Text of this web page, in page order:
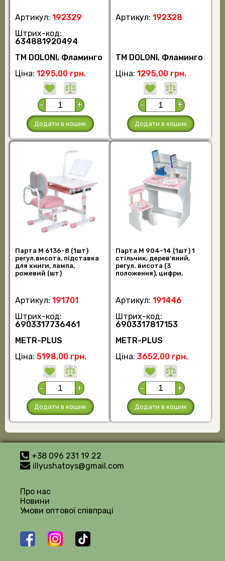
Артикул: 192329
Штрих-код:
634881920494
TM DOLONI, Фламинго
Ціна: 1295,00 грн.
- +
Додати в кошик
Артикул: 192328
TM DOLONI, Фламинго
Ціна: 1295,00 грн.
- +
Додати в кошик
Парта M 6136-8 (1шт)
регул.висота, підставка
для книги, лампа,
рожевий (шт)
Артикул: 191701
Штрих-код:
6903317736461
METR-PLUS
Ціна: 5198,00 грн.
- +
Додати в кошик
Парта M 904-14 (1шт) 1
стільчик, дерев'яний,
регул. висота (3
положення), цифри,
Артикул: 191446
Штрих-код:
6903317817153
METR-PLUS
Ціна: 3652,00 грн.
- +
Додати в кошик
+38 096 231 19 22
illyushatoys@gmail.com
Про нас
Новини
Умови оптової співпраці